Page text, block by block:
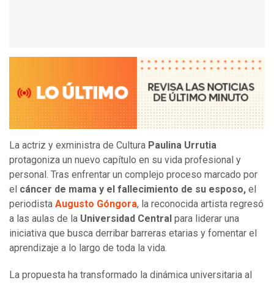
La actriz y exministra de Cultura Paulina Urrutia
protagoniza un nuevo capítulo en su vida profesional y
personal. Tras enfrentar un complejo proceso marcado por
el cáncer de mama y el fallecimiento de su esposo, el
periodista Augusto Góngora, la reconocida artista regresó
a las aulas de la Universidad Central para liderar una
iniciativa que busca derribar barreras etarias y fomentar el
aprendizaje a lo largo de toda la vida.
La propuesta ha transformado la dinámica universitaria al